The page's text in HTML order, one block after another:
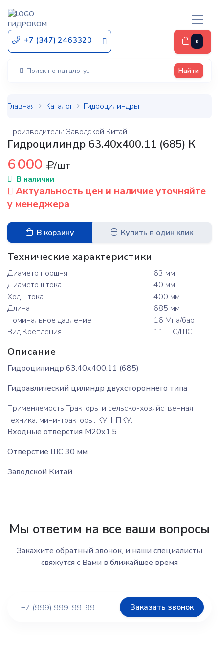
ГИДРОКОМ
+7 (347) 2463320 0
Найти
Главная Каталог Гидроцилиндры
Производитель: Заводской Китай
Гидроцилиндр 63.40х400.11 (685) К
6 000 /шт
В наличии
Актуальность цен и наличие уточняйте
у менеджера
В корзину Купить в один клик
Технические характеристики
Диаметр поршня
63 мм
Диаметр штока
40 мм
Ход штока
400 мм
Длина
685 мм
Номинальное давление
16 Мпа/бар
Вид Крепления
11 ШС/ШС
Описание
Гидроцилиндр 63.40х400.11 (685)
Гидравлический цилиндр двухстороннего типа
Применяемость Тракторы и сельско-хозяйственная
техника, мини-тракторы, КУН, ПКУ.
Входные отверстия М20х1.5
Отверстие ШС 30 мм
Заводской Китай
Мы ответим на все ваши вопросы
Закажите обратный звонок, и наши специалисты
свяжутся с Вами в ближайшее время
Заказать звонок